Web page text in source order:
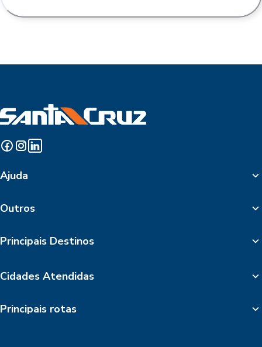
Ajuda
Outros
Principais Destinos
Cidades Atendidas
Principais rotas